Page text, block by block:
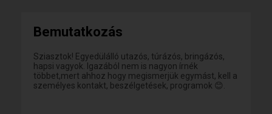
Bemutatkozás
Sziasztok! Egyedülálló utazós, túrázós, bringázós,
hapsi vagyok. Igazából nem is nagyon írnék
többet,mert ahhoz hogy megismerjük egymást, kell a
személyes kontakt, beszélgetések, programok 😊.